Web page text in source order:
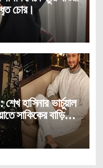
চোর।
হাসিনার ভার্চুয়াল
সাকিকের বাড়িতে